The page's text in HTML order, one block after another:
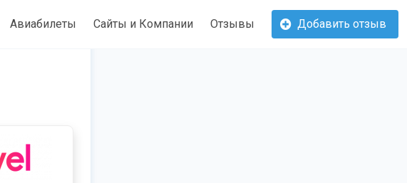
Авиабилеты Сайты и Компании Отзывы Добавить отзыв